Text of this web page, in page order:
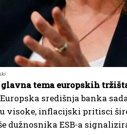
glavna tema europskih
Europska središnja banka
visoke, inflacijski pritisci
dužnosnika ESB-a